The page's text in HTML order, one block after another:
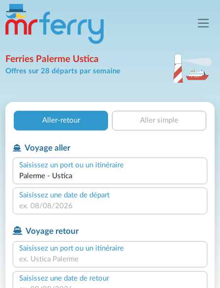
Ferries Palerme Ustica
Offres sur 28 départs par semaine
Aller-retour Aller simple
Voyage aller
Saisissez un port ou un itinéraire
Saisissez une date de départ
Voyage retour
Saisissez un port ou un itinéraire
Saisissez une date de retour